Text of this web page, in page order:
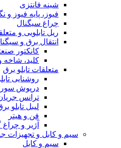
شینه فانتزی
فیوز، پایه فیوز و
چراغ سیگنال
ریل تابلویی و
انتقال برق و
کانکتور
کلید، شاخه
متعلقات تابلو برق
روشنایی
درپوش
ترانس
لیبل تابلو
فن و هیتر
آژیر و
سیم و کابل و تجهیزات
سیم و کابل